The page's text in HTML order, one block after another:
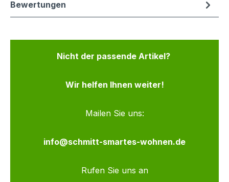
Bewertungen
Nicht der passende Artikel?
Wir helfen Ihnen weiter!
Mailen Sie uns:
info@schmitt-smartes-wohnen.de
Rufen Sie uns an